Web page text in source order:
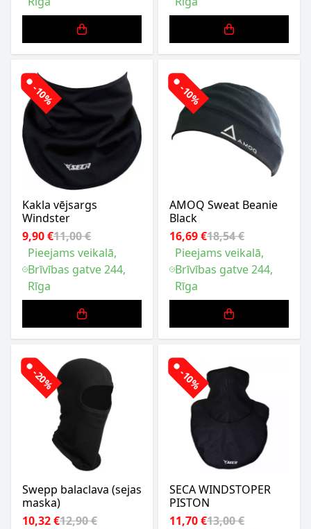
-10%
Kakla vējsargs
Windster
9,90 €11,00 €
Pieejams veikalā,
Brīvības gatve 244,
Rīga
-10%
AMOQ Sweat Beanie
Black
16,69 €18,54 €
Pieejams veikalā,
Brīvības gatve 244,
Rīga
-20%
Swepp balaclava (sejas
maska)
10,32 €12,90 €
-10%
SECA WINDSTOPER
PISTON
11,70 €13,00 €